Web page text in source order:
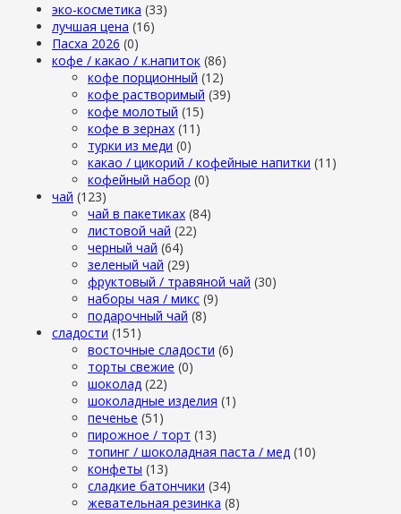
эко-косметика (33)
лучшая цена (16)
Пасха 2026 (0)
кофе / какао / к.напиток (86)
кофе порционный (12)
кофе растворимый (39)
кофе молотый (15)
кофе в зернах (11)
турки из меди (0)
какао / цикорий / кофейные напитки (11)
кофейный набор (0)
чай (123)
чай в пакетиках (84)
листовой чай (22)
черный чай (64)
зеленый чай (29)
фруктовый / травяной чай (30)
наборы чая / микс (9)
подарочный чай (8)
сладости (151)
восточные сладости (6)
торты свежие (0)
шоколад (22)
шоколадные изделия (1)
печенье (51)
пирожное / торт (13)
топинг / шоколадная паста / мед (10)
конфеты (13)
сладкие батончики (34)
жевательная резинка (8)